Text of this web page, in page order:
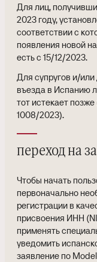
Для лиц,
2023 году,
соответствии с
появления новой
есть с 15/12/2023.
Для супругов и/
въезда в Испанию
тот истекает позже
1008/2023).
переход на
Чтобы начать
первоначально
регистрации в
присвоения ИНН
применять
уведомить
заявление по